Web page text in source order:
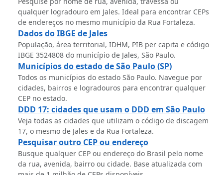
qualquer logradouro em Jales. Ideal para encontrar CEPs
de endereços no mesmo município da Rua Fortaleza.
Dados do IBGE de Jales
População, área territorial, IDHM, PIB per capita e código
IBGE 3524808 do município de Jales, São Paulo.
Municípios do estado de São Paulo (SP)
Todos os municípios do estado São Paulo. Navegue por
cidades, bairros e logradouros para encontrar qualquer
CEP no estado.
DDD 17: cidades que usam o DDD em São Paulo
Veja todas as cidades que utilizam o código de discagem
17, o mesmo de Jales e da Rua Fortaleza.
Pesquisar outro CEP ou endereço
Busque qualquer CEP ou endereço do Brasil pelo nome
da rua, avenida, bairro ou cidade. Base atualizada com